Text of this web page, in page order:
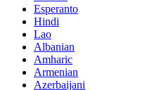
Esperanto
Hindi
Lao
Albanian
Amharic
Armenian
Azerbaijani